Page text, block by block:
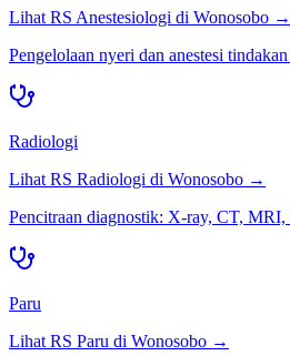
Lihat RS Anestesiologi di Wonosobo →
Pengelolaan nyeri dan anestesi
Radiologi
Lihat RS Radiologi di Wonosobo →
Pencitraan diagnostik: X-ray, CT,
Paru
Lihat RS Paru di Wonosobo →